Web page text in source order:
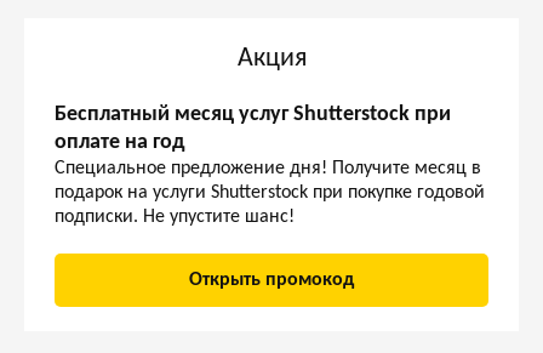
Акция
Бесплатный месяц услуг Shutterstock при
оплате на год
Специальное предложение дня! Получите месяц в
подарок на услуги Shutterstock при покупке годовой
подписки. Не упустите шанс!
Открыть промокод